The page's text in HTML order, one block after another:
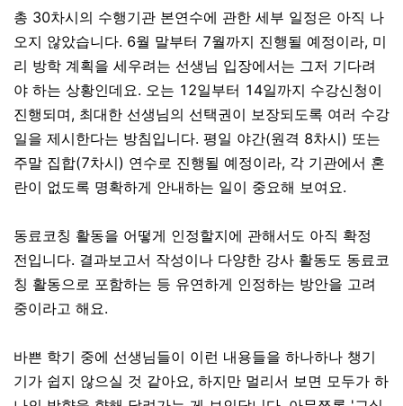
총 30차시의 수행기관 본연수에 관한 세부 일정은 아직 나
오지 않았습니다. 6월 말부터 7월까지 진행될 예정이라, 미
리 방학 계획을 세우려는 선생님 입장에서는 그저 기다려
야 하는 상황인데요. 오는 12일부터 14일까지 수강신청이
진행되며, 최대한 선생님의 선택권이 보장되도록 여러 수강
일을 제시한다는 방침입니다. 평일 야간(원격 8차시) 또는
주말 집합(7차시) 연수로 진행될 예정이라, 각 기관에서 혼
란이 없도록 명확하게 안내하는 일이 중요해 보여요.
동료코칭 활동을 어떻게 인정할지에 관해서도 아직 확정
전입니다. 결과보고서 작성이나 다양한 강사 활동도 동료코
칭 활동으로 포함하는 등 유연하게 인정하는 방안을 고려
중이라고 해요.
바쁜 학기 중에 선생님들이 이런 내용들을 하나하나 챙기
기가 쉽지 않으실 것 같아요, 하지만 멀리서 보면 모두가 하